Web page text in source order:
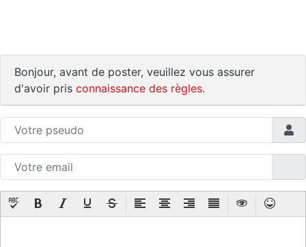
Bonjour, avant de poster, veuillez vous assurer
d'avoir pris connaissance des règles.